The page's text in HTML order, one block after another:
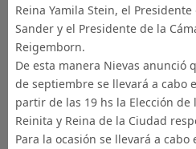
Reina Yamila Stein, el
Sander y el Presidente de la
Reigemborn.
De esta manera Nievas anunció
de septiembre se llevará a cabo
partir de las 19 hs la Elección de
Reinita y Reina de la Ciudad
Para la ocasión se llevará a cabo